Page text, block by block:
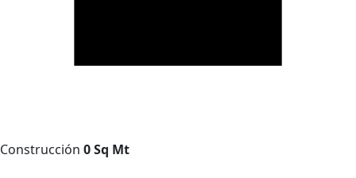
Construcción 0 Sq Mt